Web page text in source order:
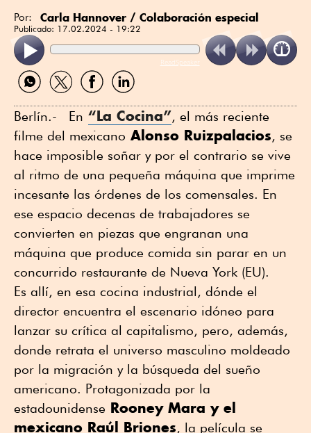
Por: Carla Hannover / Colaboración especial
Publicado: 17.02.2024 - 19:22
ReadSpeaker
Compartir
por
Compartir
por
Compartir
por
Compartir
por
Berlín.- En “La Cocina”, el más reciente
filme del mexicano Alonso Ruizpalacios, se
hace imposible soñar y por el contrario se vive
al ritmo de una pequeña máquina que imprime
incesante las órdenes de los comensales. En
ese espacio decenas de trabajadores se
convierten en piezas que engranan una
máquina que produce comida sin parar en un
concurrido restaurante de Nueva York (EU).
Es allí, en esa cocina industrial, dónde el
director encuentra el escenario idóneo para
lanzar su crítica al capitalismo, pero, además,
donde retrata el universo masculino moldeado
por la migración y la búsqueda del sueño
americano. Protagonizada por la
estadounidense Rooney Mara y el
mexicano Raúl Briones, la película se